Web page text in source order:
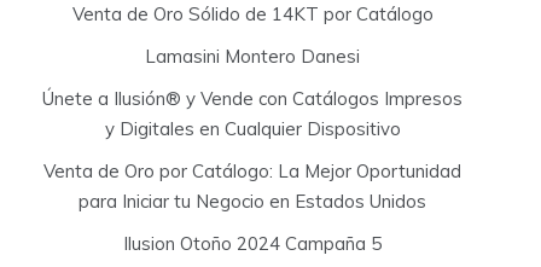
Venta de Oro Sólido de 14KT por Catálogo
Lamasini Montero Danesi
Únete a Ilusión® y Vende con Catálogos Impresos
y Digitales en Cualquier Dispositivo
Venta de Oro por Catálogo: La Mejor Oportunidad
para Iniciar tu Negocio en Estados Unidos
Ilusion Otoño 2024 Campaña 5